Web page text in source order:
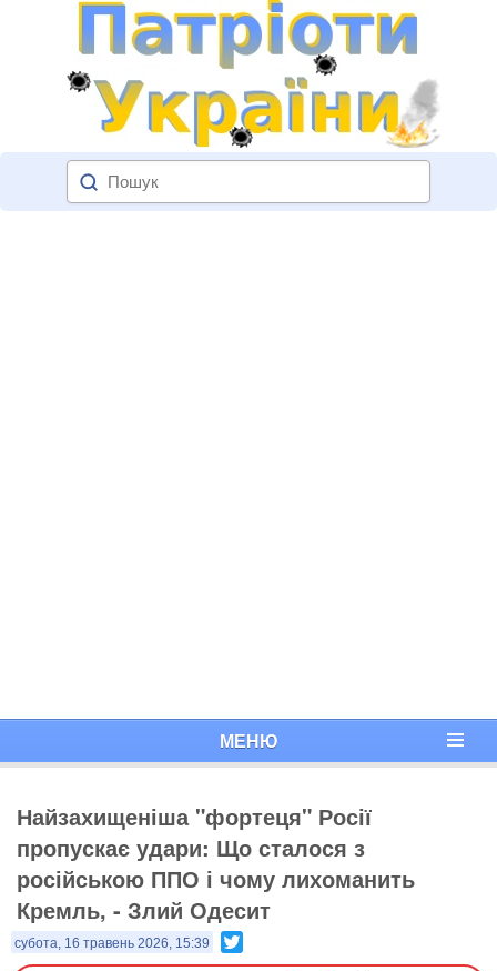
МЕНЮ
Найзахищеніша "фортеця" Росії
пропускає удари: Що сталося з
російською ППО і чому лихоманить
Кремль, - Злий Одесит
субота, 16 травень 2026, 15:39